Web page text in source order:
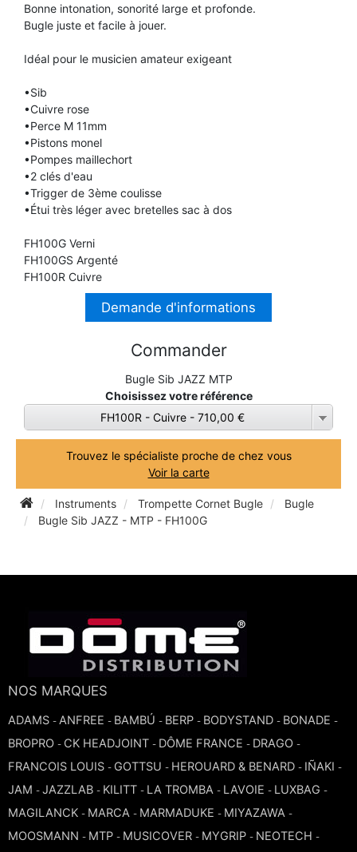
TUBA
HAUTBOIS
MICROPHONE & ENREGISTREUR
PARTITION
SAXHORN EUPHONIUM
TROMPETTE CORNET BUGLE
TUBA
TROMPETTE CORNET BUGLE
Bonne intonation, sonorité large et profonde.
Bugle juste et facile à jouer.
Idéal pour le musicien amateur exigeant
•Sib
•Cuivre rose
•Perce M 11mm
•Pistons monel
•Pompes maillechort
•2 clés d'eau
•Trigger de 3ème coulisse
•Étui très léger avec bretelles sac à dos
FH100G Verni
FH100GS Argenté
FH100R Cuivre
Demande d'informations
Commander
Bugle Sib JAZZ MTP
Choisissez votre référence
FH100R - Cuivre - 710,00 €
Trouvez le spécialiste proche de chez vous
Voir la carte
Instruments Trompette Cornet Bugle
Bugle
Bugle Sib JAZZ - MTP - FH100G
NOS MARQUES
ADAMS - ANFREE - BAMBÚ - BERP - BODYSTAND - BONADE -
BROPRO - CK HEADJOINT - DÔME FRANCE - DRAGO -
FRANCOIS LOUIS - GOTTSU - HEROUARD & BENARD - IÑAKI -
JAM - JAZZLAB - KILITT - LA TROMBA - LAVOIE - LUXBAG -
MAGILANCK - MARCA - MARMADUKE - MIYAZAWA -
MOOSMANN - MTP - MUSICOVER - MYGRIP - NEOTECH -